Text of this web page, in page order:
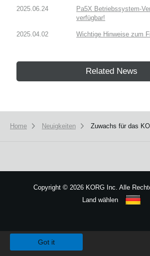
2025.06.24
Pa5X Betriebssystem-
verfügbar!
2025.04.02 Wichtige Hinweise zum
Related News
Home Neuigkeiten Zuwachs für das
Copyright © 2026 KORG Inc. Alle
Land wählen
Got it